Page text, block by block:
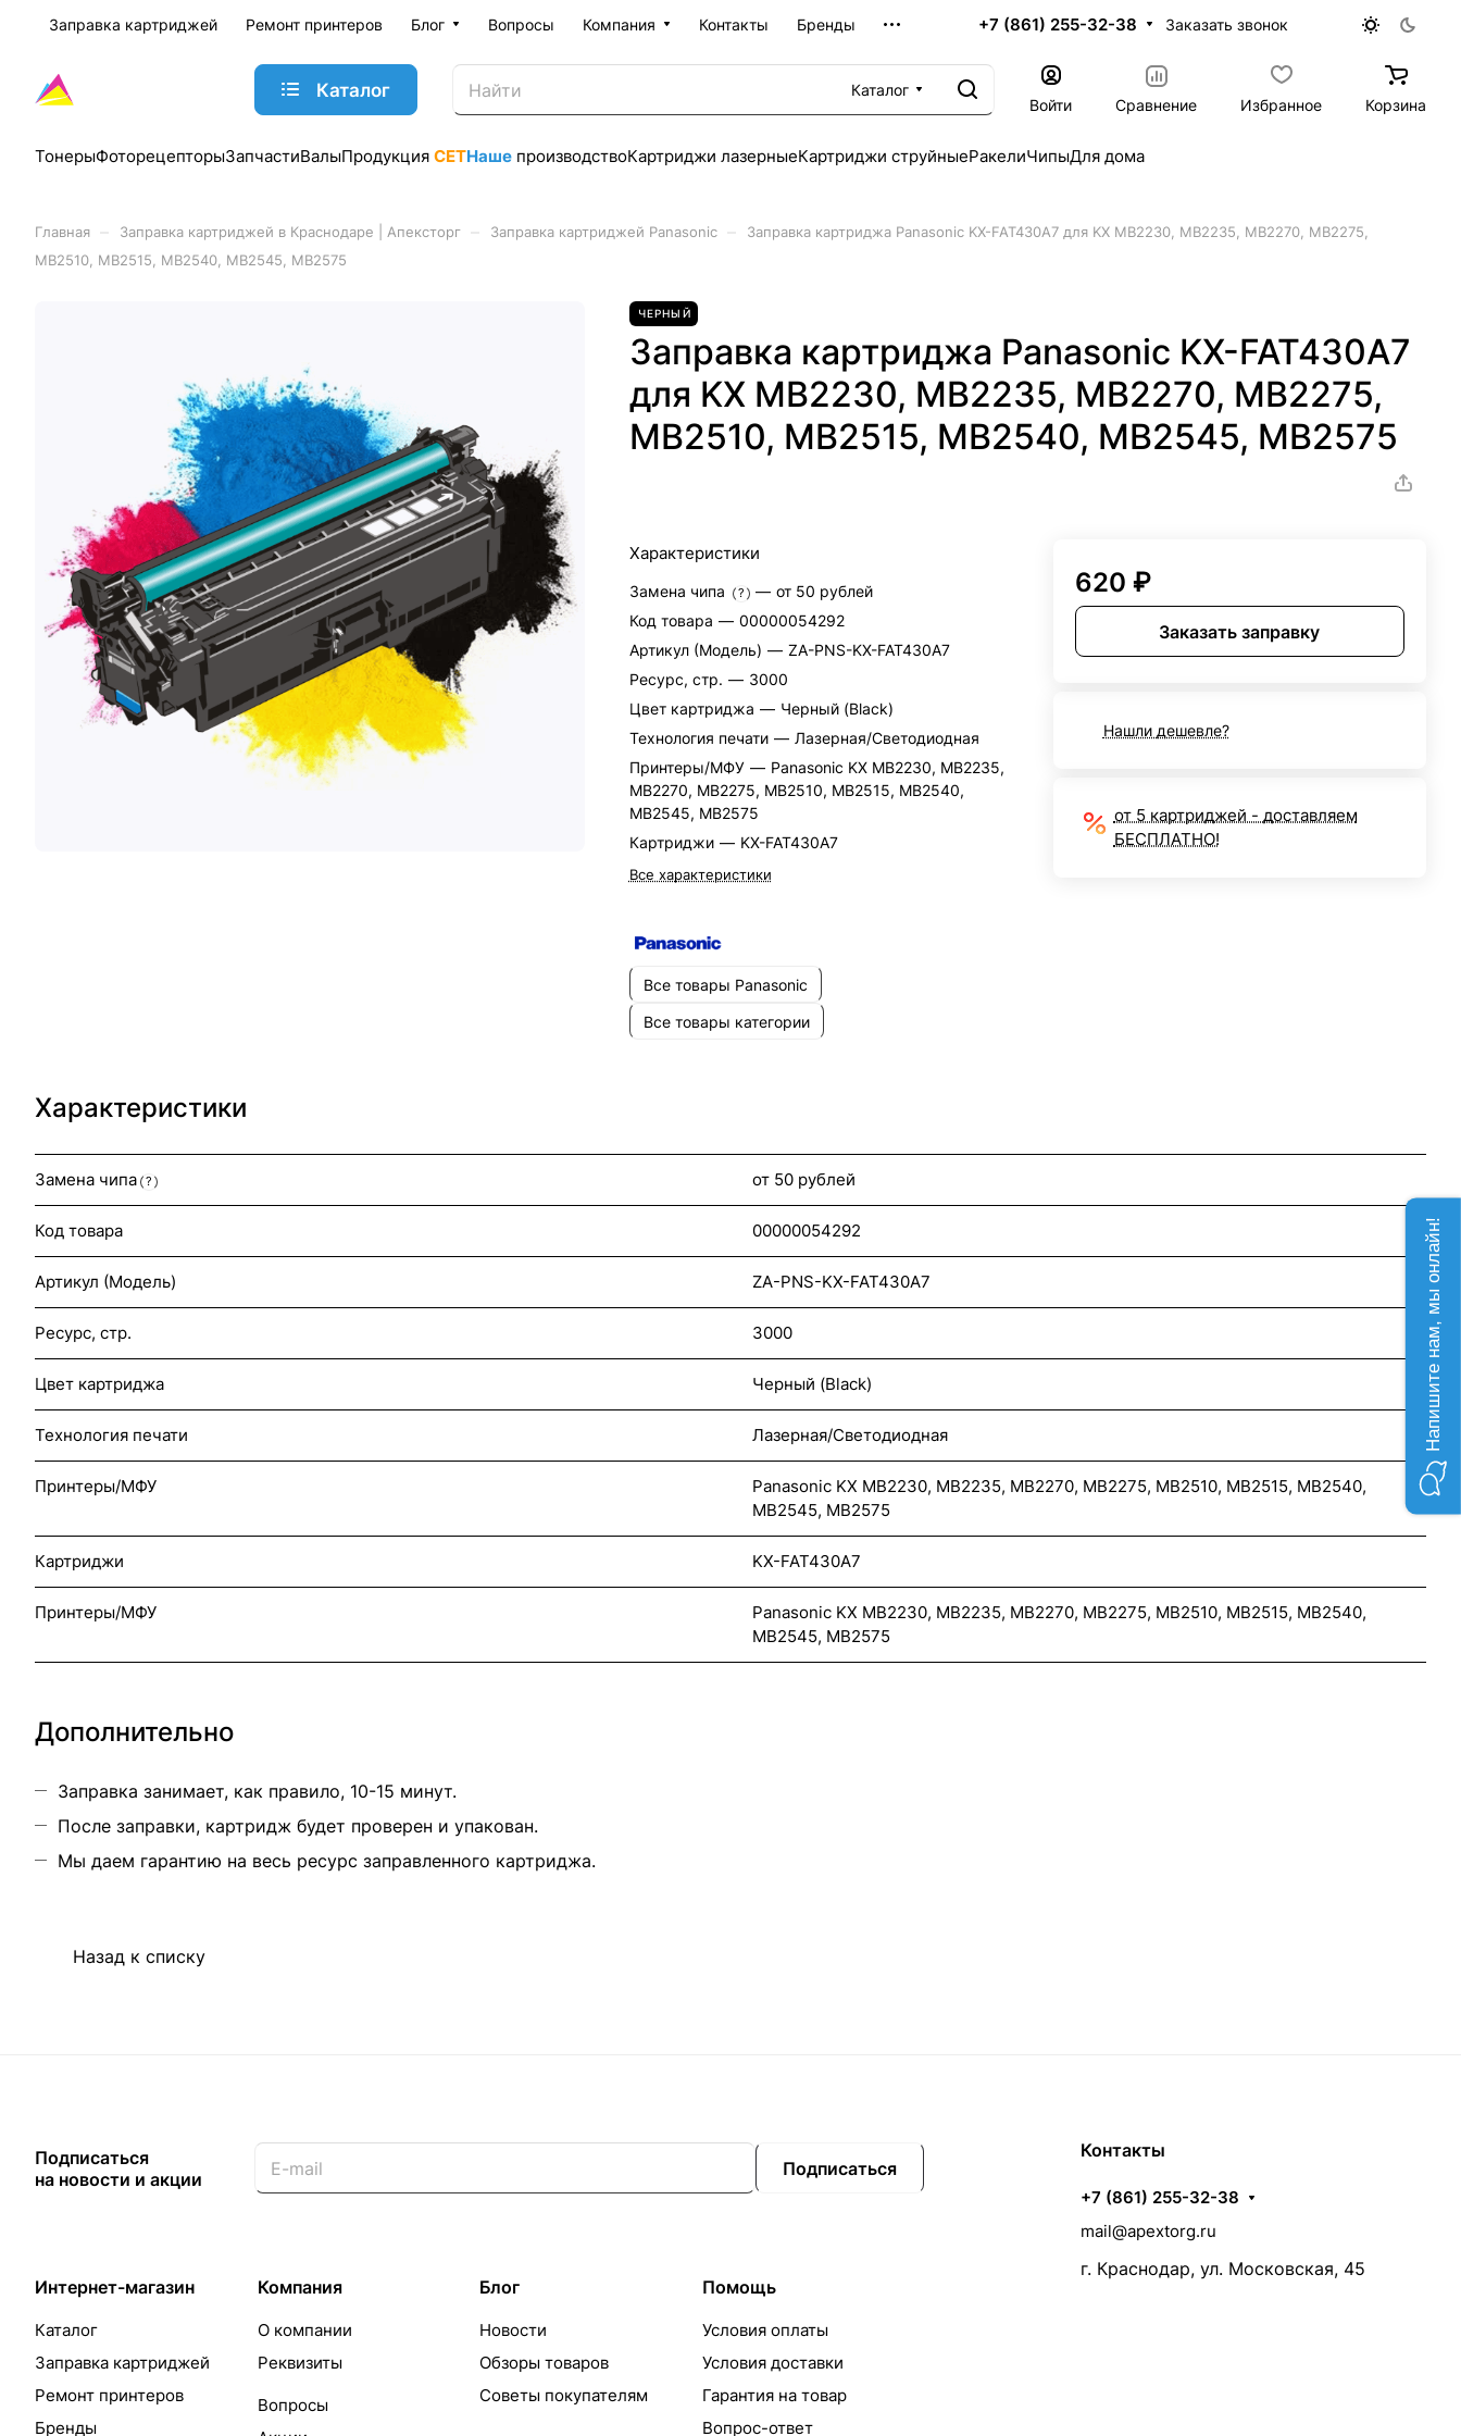
Заправка картриджей Ремонт принтеров Блог Вопросы Компания Контакты Бренды +7 (861) 255-32-38 Заказать звонок
Каталог
Каталог
Войти
Сравнение Избранное Корзина
ТонерыФоторецепторыЗапчастиВалыПродукция CETНаше производствоКартриджи лазерныеКартриджи струйныеРакелиЧипыДля дома
Главная Заправка картриджей в Краснодаре | Апексторг Заправка картриджей Panasonic
Заправка картриджа Panasonic KX-FAT430A7 для KX MB2230, MB2235, MB2270, MB2275,
MB2510, MB2515, MB2540, MB2545, MB2575
ЧЕРНЫЙ
Заправка картриджа Panasonic KX-FAT430A7
для KX MB2230, MB2235, MB2270, MB2275,
MB2510, MB2515, MB2540, MB2545, MB2575
Характеристики
Замена чипа ? — от 50 рублей
Код товара — 00000054292
Артикул (Модель) — ZA-PNS-KX-FAT430A7
Ресурс, стр. — 3000
Цвет картриджа — Черный (Black)
Технология печати — Лазерная/Светодиодная
Принтеры/МФУ — Panasonic KX MB2230, MB2235,
MB2270, MB2275, MB2510, MB2515, MB2540,
MB2545, MB2575
Картриджи — KX-FAT430A7
Все характеристики
Все товары Panasonic
Все товары категории
620 ₽
Заказать заправку
Нашли дешевле?
от 5 картриджей - доставляем
БЕСПЛАТНО!
Характеристики
Замена чипа ? от 50 рублей
Код товара 00000054292
Артикул (Модель) ZA-PNS-KX-FAT430A7
Ресурс, стр. 3000
Цвет картриджа Черный (Black)
Технология печати Лазерная/Светодиодная
Принтеры/МФУ
Panasonic KX MB2230, MB2235, MB2270, MB2275, MB2510, MB2515, MB2540,
MB2545, MB2575
Картриджи KX-FAT430A7
Принтеры/МФУ
Panasonic KX MB2230, MB2235, MB2270, MB2275, MB2510, MB2515, MB2540,
MB2545, MB2575
Дополнительно
Заправка занимает, как правило, 10-15 минут.
После заправки, картридж будет проверен и упакован.
Мы даем гарантию на весь ресурс заправленного картриджа.
Назад к списку
Подписаться
на новости и акции
Подписаться
Интернет-магазин
Каталог
Заправка картриджей
Ремонт принтеров
Бренды
Компания
О компании
Реквизиты
Вопросы
Блог
Новости
Обзоры товаров
Советы покупателям
Помощь
Условия оплаты
Условия доставки
Гарантия на товар
Вопрос-ответ
Контакты
+7 (861) 255-32-38
mail@apextorg.ru
г. Краснодар, ул. Московская, 45
Напишите нам, мы онлайн!